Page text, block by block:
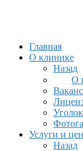
Главная
О клинике
Назад
О
Услуги и
Назад